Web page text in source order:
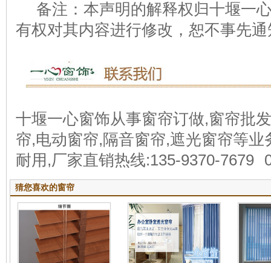
备注：本声明的解释权归十堰一
有权对其内容进行修改，恕不事先
十堰一心窗饰从事窗帘订做,窗帘批
帘,电动窗帘,隔音窗帘,遮光窗帘等
耐用,厂家直销热线:135-9370-7679
猜您喜欢的窗帘